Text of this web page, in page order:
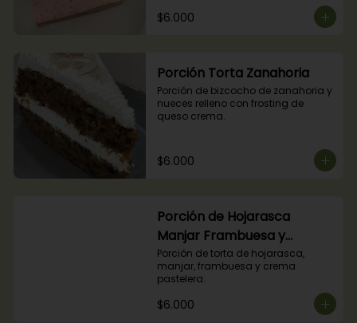
$6.000
Porción Torta Zanahoria
Porción de bizcocho de zanahoria y
nueces relleno con frosting de
queso crema.
$6.000
Porción de Hojarasca
Manjar Frambuesa y
Crema Pastelera
Porción de torta de hojarasca,
manjar, frambuesa y crema
pastelera.
$6.000